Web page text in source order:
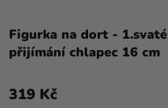
Figurka na dort - 1.svaté
přijímání chlapec 16 cm
319 Kč